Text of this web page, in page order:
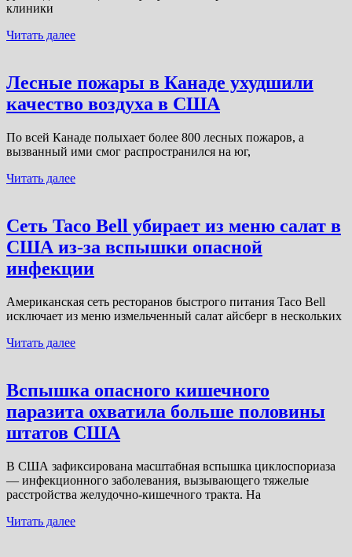
клиники
Читать далее
Лесные пожары в Канаде ухудшили
качество воздуха в США
По всей Канаде полыхает более 800 лесных пожаров, а
вызванный ими смог распространился на юг,
Читать далее
Сеть Taco Bell убирает из меню салат в
США из-за вспышки опасной
инфекции
Американская сеть ресторанов быстрого питания Taco Bell
исключает из меню измельченный салат айсберг в нескольких
Читать далее
Вспышка опасного кишечного
паразита охватила больше половины
штатов США
В США зафиксирована масштабная вспышка циклоспориаза
— инфекционного заболевания, вызывающего тяжелые
расстройства желудочно-кишечного тракта. На
Читать далее